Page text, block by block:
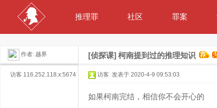
推理罪 社区 罪案
作者: 越界 [侦探课] 柯南提到过的推理知识
访客 116.252.118.x:5674 访客 发表于 2020-4-9 09:53:03
如果柯南完结，相信你不会开心的